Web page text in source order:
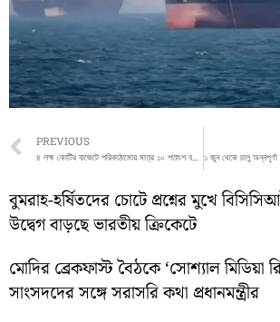
Prev
PREVIOUS
৪ লক্ষ কোটির বাজেটে পরিকাঠামোয় মাত্র ১০ শতাংশ বরাদ্দ! অর্থ দফতরে ক্ষোভ মুখ্যসচিবের
বুমরাহ-হর্ষিতদের চোটে প্রশ্নের মুখে
উদ্বেগ বাড়ছে ভারতীয় ক্রিকেটে
মোদির ব্রেকফাস্ট বৈঠকে ‘সোশ্যাল মিডিয়া
সাংসদদের সঙ্গে সরাসরি কথা প্রধানমন্ত্রীর